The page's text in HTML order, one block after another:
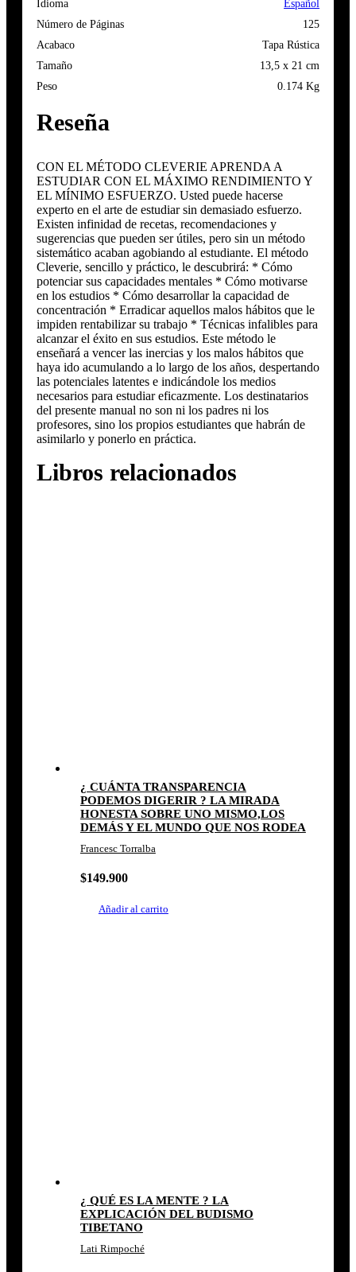
Idioma
Español
Número de Páginas
125
Acabaco
Tapa Rústica
Tamaño
13,5 x 21 cm
Peso
0.174 Kg
Reseña
CON EL MÉTODO CLEVERIE APRENDA A
ESTUDIAR CON EL MÁXIMO RENDIMIENTO Y
EL MÍNIMO ESFUERZO. Usted puede hacerse
experto en el arte de estudiar sin demasiado esfuerzo.
Existen infinidad de recetas, recomendaciones y
sugerencias que pueden ser útiles, pero sin un método
sistemático acaban agobiando al estudiante. El método
Cleverie, sencillo y práctico, le descubrirá: * Cómo
potenciar sus capacidades mentales * Cómo motivarse
en los estudios * Cómo desarrollar la capacidad de
concentración * Erradicar aquellos malos hábitos que le
impiden rentabilizar su trabajo * Técnicas infalibles para
alcanzar el éxito en sus estudios. Este método le
enseñará a vencer las inercias y los malos hábitos que
haya ido acumulando a lo largo de los años, despertando
las potenciales latentes e indicándole los medios
necesarios para estudiar eficazmente. Los destinatarios
del presente manual no son ni los padres ni los
profesores, sino los propios estudiantes que habrán de
asimilarlo y ponerlo en práctica.
Libros relacionados
¿ CUÁNTA TRANSPARENCIA
PODEMOS DIGERIR ? LA MIRADA
HONESTA SOBRE UNO MISMO,LOS
DEMÁS Y EL MUNDO QUE NOS RODEA
Francesc Torralba
$149.900
Añadir al carrito
¿ QUÉ ES LA MENTE ? LA
EXPLICACIÓN DEL BUDISMO
TIBETANO
Lati Rimpoché